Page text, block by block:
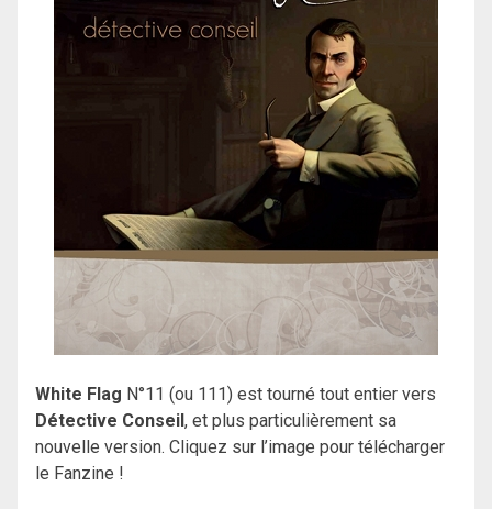
White Flag N°11 (ou 111) est tourné tout entier vers
Détective Conseil, et plus particulièrement sa
nouvelle version. Cliquez sur l’image pour télécharger
le Fanzine !